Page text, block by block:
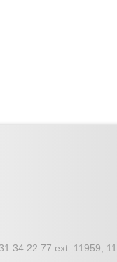
34 22 77 ext. 11959,